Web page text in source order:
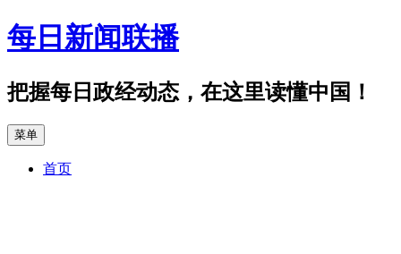
跳
至
文
每日新闻联播
把握每日政经动态，在这里读懂中国！
菜单
首页